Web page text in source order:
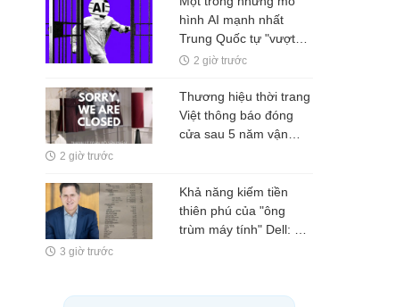
hình AI mạnh nhất
Trung Quốc tự "vượt
rào" thử nghiệm
2 giờ trước
Thương hiệu thời trang
Việt thông báo đóng
cửa sau 5 năm vận
cũng đẹp như trong
ảnh"
2 giờ trước
Khả năng kiếm tiền
thiên phú của "ông
trùm máy tính" Dell: 12
3 giờ trước